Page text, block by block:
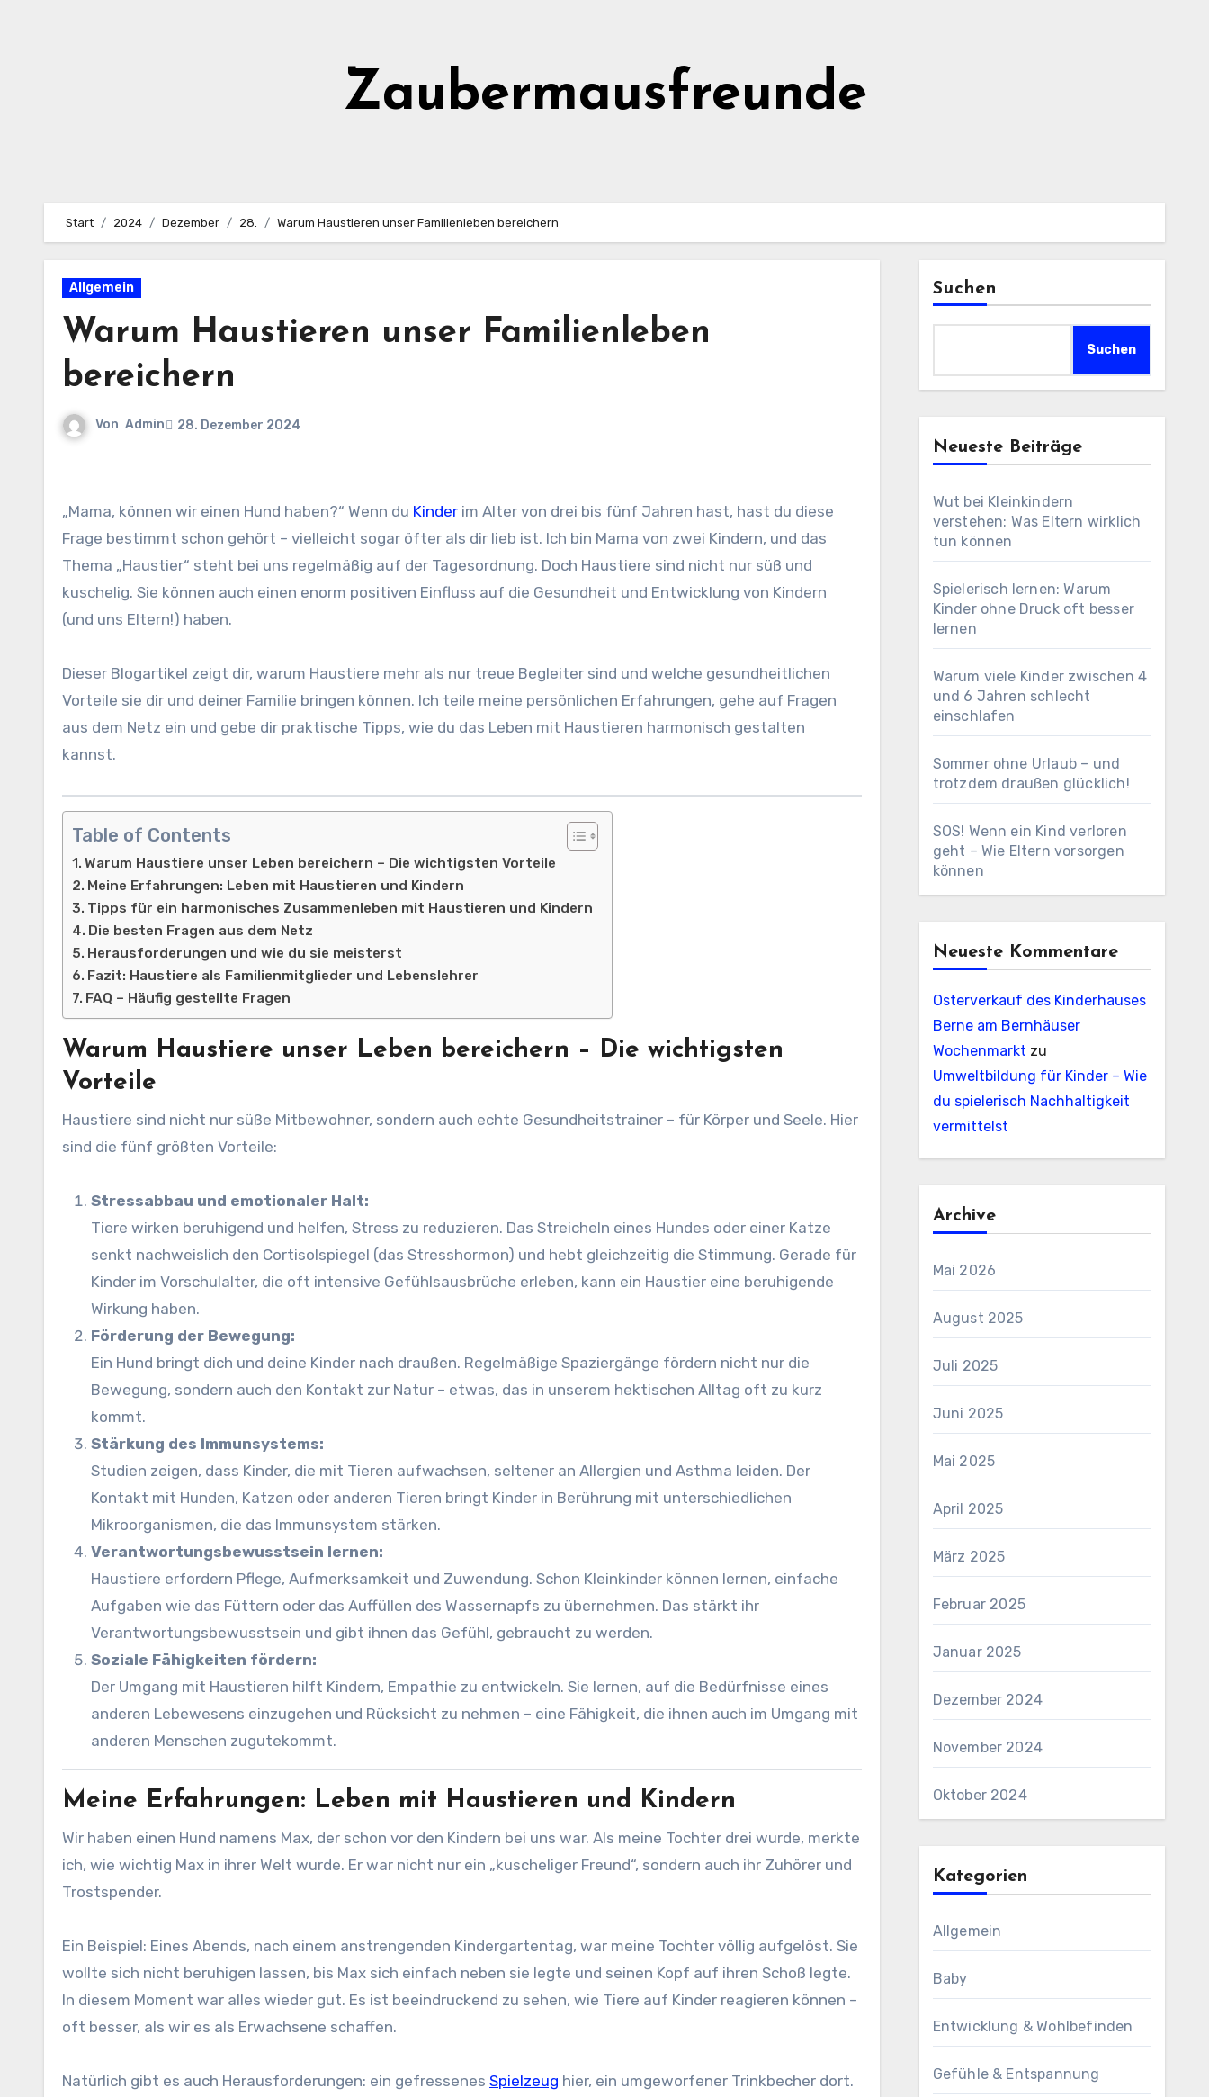
Zaubermausfreunde
Start 2024 Dezember 28. Warum Haustieren unser Familienleben bereichern
Allgemein
Warum Haustieren unser Familienleben
bereichern
Von Admin 28. Dezember 2024
„Mama, können wir einen Hund haben?“ Wenn du Kinder im Alter von drei bis fünf Jahren hast, hast du diese
Frage bestimmt schon gehört – vielleicht sogar öfter als dir lieb ist. Ich bin Mama von zwei Kindern, und das
Thema „Haustier“ steht bei uns regelmäßig auf der Tagesordnung. Doch Haustiere sind nicht nur süß und
kuschelig. Sie können auch einen enorm positiven Einfluss auf die Gesundheit und Entwicklung von Kindern
(und uns Eltern!) haben.
Dieser Blogartikel zeigt dir, warum Haustiere mehr als nur treue Begleiter sind und welche gesundheitlichen
Vorteile sie dir und deiner Familie bringen können. Ich teile meine persönlichen Erfahrungen, gehe auf Fragen
aus dem Netz ein und gebe dir praktische Tipps, wie du das Leben mit Haustieren harmonisch gestalten
kannst.
Table of Contents
Warum Haustiere unser Leben bereichern – Die wichtigsten Vorteile
Meine Erfahrungen: Leben mit Haustieren und Kindern
Tipps für ein harmonisches Zusammenleben mit Haustieren und Kindern
Die besten Fragen aus dem Netz
Herausforderungen und wie du sie meisterst
Fazit: Haustiere als Familienmitglieder und Lebenslehrer
FAQ – Häufig gestellte Fragen
Warum Haustiere unser Leben bereichern – Die wichtigsten
Vorteile
Haustiere sind nicht nur süße Mitbewohner, sondern auch echte Gesundheitstrainer – für Körper und Seele. Hier
sind die fünf größten Vorteile:
Stressabbau und emotionaler Halt:
Tiere wirken beruhigend und helfen, Stress zu reduzieren. Das Streicheln eines Hundes oder einer Katze
senkt nachweislich den Cortisolspiegel (das Stresshormon) und hebt gleichzeitig die Stimmung. Gerade für
Kinder im Vorschulalter, die oft intensive Gefühlsausbrüche erleben, kann ein Haustier eine beruhigende
Wirkung haben.
Förderung der Bewegung:
Ein Hund bringt dich und deine Kinder nach draußen. Regelmäßige Spaziergänge fördern nicht nur die
Bewegung, sondern auch den Kontakt zur Natur – etwas, das in unserem hektischen Alltag oft zu kurz
kommt.
Stärkung des Immunsystems:
Studien zeigen, dass Kinder, die mit Tieren aufwachsen, seltener an Allergien und Asthma leiden. Der
Kontakt mit Hunden, Katzen oder anderen Tieren bringt Kinder in Berührung mit unterschiedlichen
Mikroorganismen, die das Immunsystem stärken.
Verantwortungsbewusstsein lernen:
Haustiere erfordern Pflege, Aufmerksamkeit und Zuwendung. Schon Kleinkinder können lernen, einfache
Aufgaben wie das Füttern oder das Auffüllen des Wassernapfs zu übernehmen. Das stärkt ihr
Verantwortungsbewusstsein und gibt ihnen das Gefühl, gebraucht zu werden.
Soziale Fähigkeiten fördern:
Der Umgang mit Haustieren hilft Kindern, Empathie zu entwickeln. Sie lernen, auf die Bedürfnisse eines
anderen Lebewesens einzugehen und Rücksicht zu nehmen – eine Fähigkeit, die ihnen auch im Umgang mit
anderen Menschen zugutekommt.
Meine Erfahrungen: Leben mit Haustieren und Kindern
Wir haben einen Hund namens Max, der schon vor den Kindern bei uns war. Als meine Tochter drei wurde, merkte
ich, wie wichtig Max in ihrer Welt wurde. Er war nicht nur ein „kuscheliger Freund“, sondern auch ihr Zuhörer und
Trostspender.
Ein Beispiel: Eines Abends, nach einem anstrengenden Kindergartentag, war meine Tochter völlig aufgelöst. Sie
wollte sich nicht beruhigen lassen, bis Max sich einfach neben sie legte und seinen Kopf auf ihren Schoß legte.
In diesem Moment war alles wieder gut. Es ist beeindruckend zu sehen, wie Tiere auf Kinder reagieren können –
oft besser, als wir es als Erwachsene schaffen.
Natürlich gibt es auch Herausforderungen: ein gefressenes Spielzeug hier, ein umgeworfener Trinkbecher dort.
Suchen
Suchen
Neueste Beiträge
Wut bei Kleinkindern
verstehen: Was Eltern wirklich
tun können
Spielerisch lernen: Warum
Kinder ohne Druck oft besser
lernen
Warum viele Kinder zwischen 4
und 6 Jahren schlecht
einschlafen
Sommer ohne Urlaub – und
trotzdem draußen glücklich!
SOS! Wenn ein Kind verloren
geht – Wie Eltern vorsorgen
können
Neueste Kommentare
Osterverkauf des Kinderhauses
Berne am Bernhäuser
Wochenmarkt zu
Umweltbildung für Kinder – Wie
du spielerisch Nachhaltigkeit
vermittelst
Archive
Mai 2026
August 2025
Juli 2025
Juni 2025
Mai 2025
April 2025
März 2025
Februar 2025
Januar 2025
Dezember 2024
November 2024
Oktober 2024
Kategorien
Allgemein
Baby
Entwicklung & Wohlbefinden
Gefühle & Entspannung